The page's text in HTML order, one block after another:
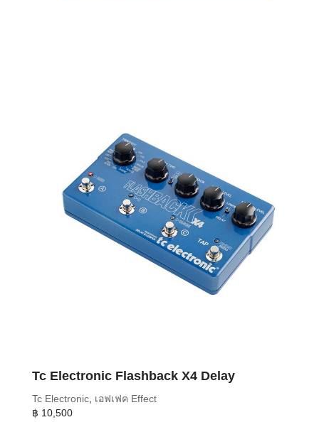
Tc Electronic Flashback X4 Delay
Tc Electronic, เอฟเฟค Effect
฿ 10,500